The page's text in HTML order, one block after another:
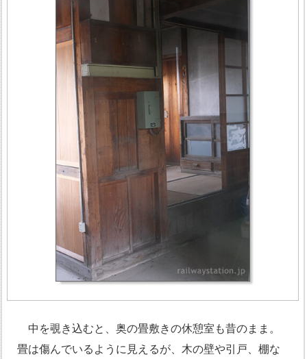
中を覗き込むと、奥の畳敷きの休憩室も昔のまま。
畳は傷んでいるように見えるが、木の壁や引戸、棚な